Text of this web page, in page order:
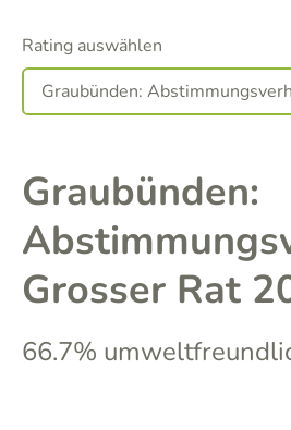
Rating auswählen
Graubünden:
Grosser Rat
66.7%